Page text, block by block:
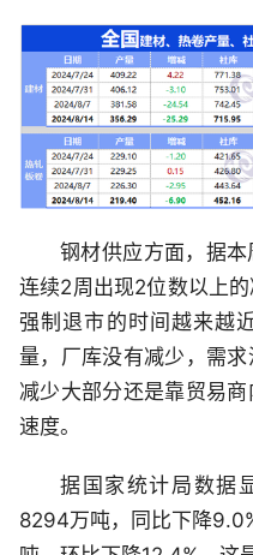
钢材供应方面，据
连续2周出现2位数以上
强制退市的时间越来越
量，厂库没有减少，需
减少大部分还是靠贸易
速度。
据国家统计局数据
8294万吨，同比下降